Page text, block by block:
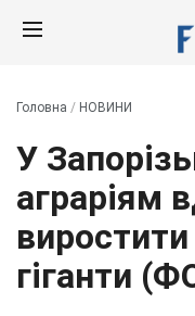
Головна / НОВИНИ
У
аграріям
гіганти